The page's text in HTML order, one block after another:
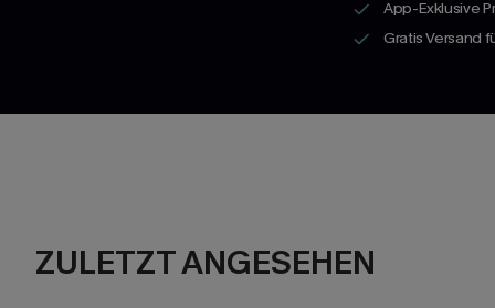
App-Exklusive
Gratis Versand
ZULETZT ANGESEHEN